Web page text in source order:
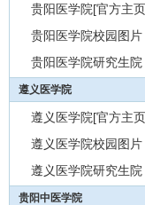
贵阳医学院[官方主
贵阳医学院校园图片
贵阳医学院研究生院
遵义医学院
遵义医学院[官方主
遵义医学院校园图片
遵义医学院研究生院
贵阳中医学院